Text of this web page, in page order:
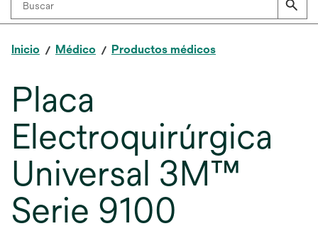
Inicio Médico Productos médicos
Placa
Electroquirúrgica
Universal 3M™
Serie 9100